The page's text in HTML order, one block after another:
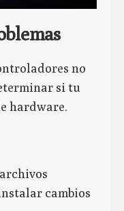
no
si tu
hardware.
cambios